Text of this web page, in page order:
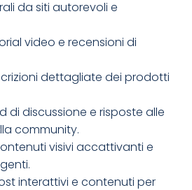
da siti autorevoli e
video e recensioni di
dettagliate dei prodotti
di discussione e risposte alle
community.
visivi accattivanti e
interattivi e contenuti per